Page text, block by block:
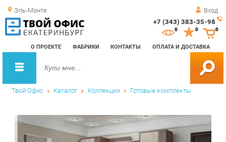
Эль-Монте Вход
+7 (343) 383-35-98
О ПРОЕКТЕ ФАБРИКИ КОНТАКТЫ ОПЛАТА И ДОСТАВКА
0 0
Твой Офис Каталог Коллекции Готовые комплекты